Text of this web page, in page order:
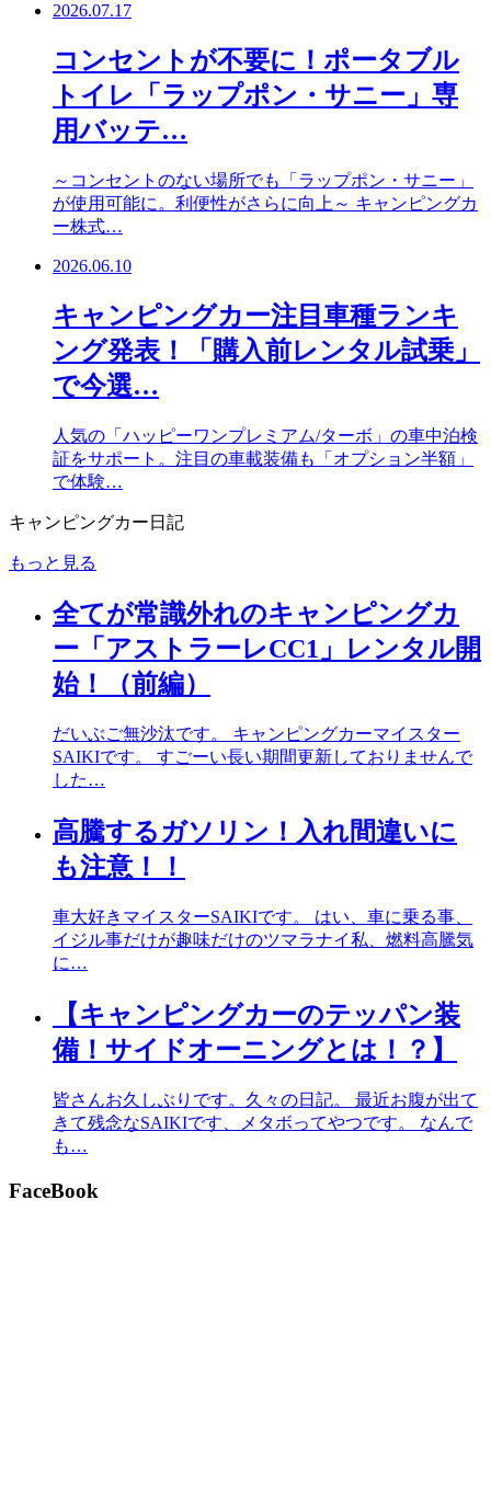
2026.07.17
コンセントが不要に！ポータブル
トイレ「ラップポン・サニー」専
用バッテ…
～コンセントのない場所でも「ラップポン・サニー」
が使用可能に。利便性がさらに向上～ キャンピングカ
ー株式…
2026.06.10
キャンピングカー注目車種ランキ
ング発表！「購入前レンタル試乗」
で今選…
人気の「ハッピーワンプレミアム/ターボ」の車中泊検
証をサポート。注目の車載装備も「オプション半額」
で体験…
キャンピングカー日記
もっと見る
全てが常識外れのキャンピングカ
ー「アストラーレCC1」レンタル開
始！（前編）
だいぶご無沙汰です。 キャンピングカーマイスター
SAIKIです。 すごーい長い期間更新しておりませんで
した…
高騰するガソリン！入れ間違いに
も注意！！
車大好きマイスターSAIKIです。 はい、車に乗る事、
イジル事だけが趣味だけのツマラナイ私、燃料高騰気
に…
【キャンピングカーのテッパン装
備！サイドオーニングとは！？】
皆さんお久しぶりです。久々の日記。 最近お腹が出て
きて残念なSAIKIです、メタボってやつです。 なんで
も…
FaceBook